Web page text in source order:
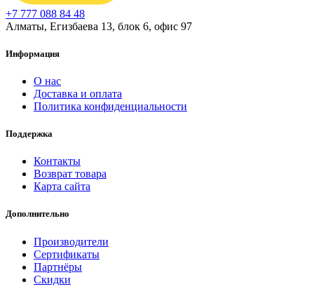
+7 777 088 84 48
Алматы, Егизбаева 13, блок 6, офис 97
Информация
О нас
Доставка и оплата
Политика конфиденциальности
Поддержка
Контакты
Возврат товара
Карта сайта
Дополнительно
Производители
Сертификаты
Партнёры
Скидки